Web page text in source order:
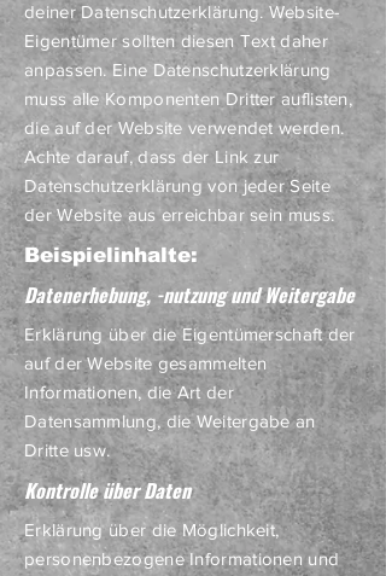
deiner Datenschutzerklärung. Website-
Eigentümer sollten diesen Text daher
anpassen. Eine Datenschutzerklärung
muss alle Komponenten Dritter auflisten,
die auf der Website verwendet werden.
Achte darauf, dass der Link zur
Datenschutzerklärung von jeder Seite
der Website aus erreichbar sein muss.
Beispielinhalte:
Datenerhebung, -nutzung und Weitergabe
Erklärung über die Eigentümerschaft der
auf der Website gesammelten
Informationen, die Art der
Datensammlung, die Weitergabe an
Dritte usw.
Kontrolle über Daten
Erklärung über die Möglichkeit,
personenbezogene Informationen und